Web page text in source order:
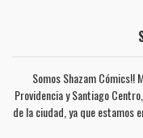
Somos Shazam Cómics!!
Providencia y Santiago
de la ciudad, ya que estamos